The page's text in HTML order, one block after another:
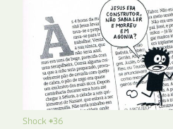
Shock #36